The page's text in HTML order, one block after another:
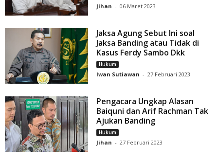
Jihan - 06 Maret 2023
Jaksa Agung Sebut Ini soal
Jaksa Banding atau Tidak di
Kasus Ferdy Sambo Dkk
Hukum
Iwan Sutiawan - 27 Februari 2023
Pengacara Ungkap Alasan
Baiquni dan Arif Rachman Tak
Ajukan Banding
Hukum
Jihan - 27 Februari 2023